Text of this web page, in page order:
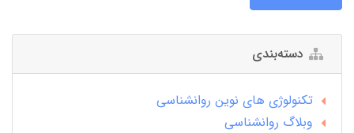
دسته‌بندی
تکنولوژی های نوین روانشناسی
وبلاگ روانشناسی